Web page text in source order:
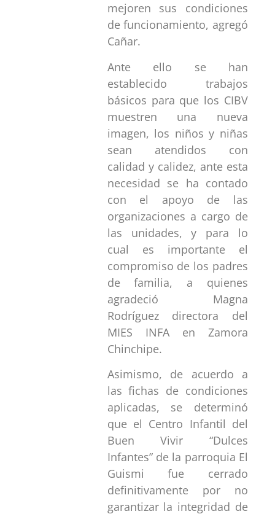
mejoren sus condiciones
de funcionamiento, agregó
Cañar.
Ante ello se han
establecido trabajos
básicos para que los CIBV
muestren una nueva
imagen, los niños y niñas
sean atendidos con
calidad y calidez, ante esta
necesidad se ha contado
con el apoyo de las
organizaciones a cargo de
las unidades, y para lo
cual es importante el
compromiso de los padres
de familia, a quienes
agradeció Magna
Rodríguez directora del
MIES INFA en Zamora
Chinchipe.
Asimismo, de acuerdo a
las fichas de condiciones
aplicadas, se determinó
que el Centro Infantil del
Buen Vivir “Dulces
Infantes” de la parroquia El
Guismi fue cerrado
definitivamente por no
garantizar la integridad de